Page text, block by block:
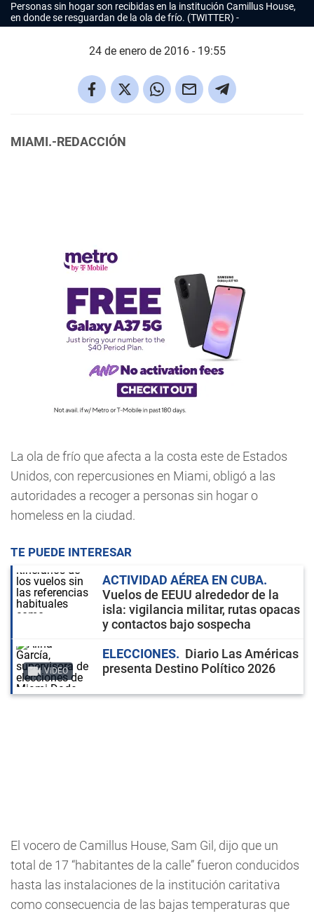
Personas sin hogar son recibidas en la institución Camillus House,
en donde se resguardan de la ola de frío. (TWITTER)
24 de enero de 2016 - 19:55
MIAMI.-REDACCIÓN
La ola de frío que afecta a la costa este de Estados
Unidos, con repercusiones en Miami, obligó a las
autoridades a recoger a personas sin hogar o
homeless en la ciudad.
TE PUEDE INTERESAR
ACTIVIDAD AÉREA EN CUBA
Vuelos de EEUU alrededor de la
isla: vigilancia militar, rutas opacas
y contactos bajo sospecha
VIDEO
ELECCIONES
Diario Las Américas
presenta Destino Político 2026
El vocero de Camillus House, Sam Gil, dijo que un
total de 17 “habitantes de la calle” fueron conducidos
hasta las instalaciones de la institución caritativa
como consecuencia de las bajas temperaturas que